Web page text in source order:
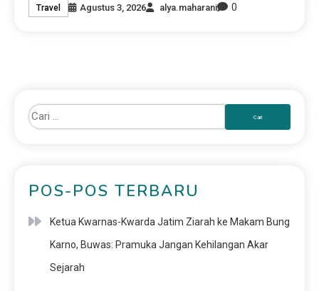
Travel Agustus 3, 2026 alya.maharani 0
POS-POS TERBARU
Ketua Kwarnas-Kwarda Jatim Ziarah ke Makam Bung
Karno, Buwas: Pramuka Jangan Kehilangan Akar
Sejarah